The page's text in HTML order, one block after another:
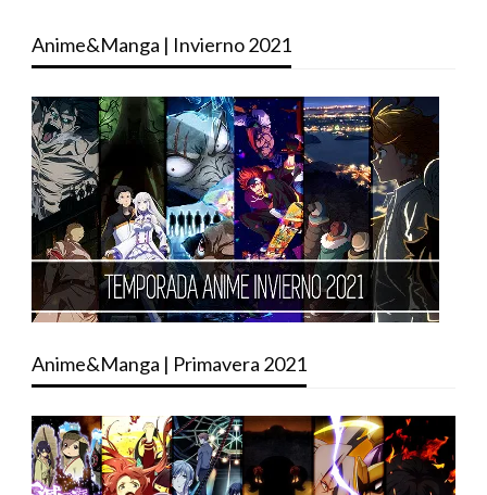
Anime&Manga | Invierno 2021
Anime&Manga | Primavera 2021